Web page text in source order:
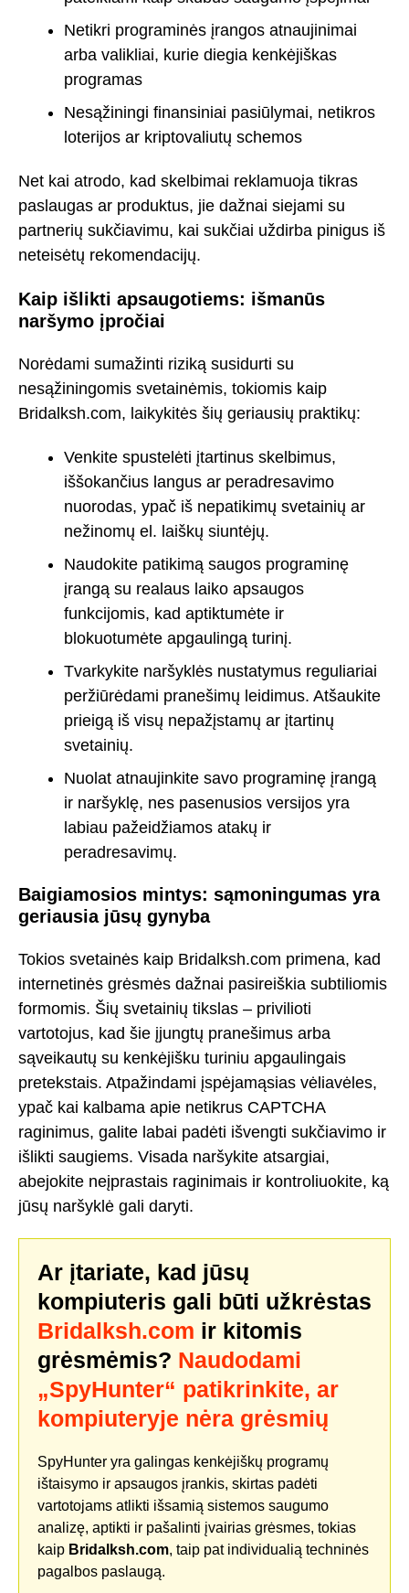
Netikri programinės įrangos atnaujinimai
arba valikliai, kurie diegia kenkėjiškas
programas
Nesąžiningi finansiniai pasiūlymai, netikros
loterijos ar kriptovaliutų schemos
Net kai atrodo, kad skelbimai reklamuoja tikras
paslaugas ar produktus, jie dažnai siejami su
partnerių sukčiavimu, kai sukčiai uždirba pinigus iš
neteisėtų rekomendacijų.
Kaip išlikti apsaugotiems: išmanūs
naršymo įpročiai
Norėdami sumažinti riziką susidurti su
nesąžiningomis svetainėmis, tokiomis kaip
Bridalksh.com, laikykitės šių geriausių praktikų:
Venkite spustelėti įtartinus skelbimus,
iššokančius langus ar peradresavimo
nuorodas, ypač iš nepatikimų svetainių ar
nežinomų el. laiškų siuntėjų.
Naudokite patikimą saugos programinę
įrangą su realaus laiko apsaugos
funkcijomis, kad aptiktumėte ir
blokuotumėte apgaulingą turinį.
Tvarkykite naršyklės nustatymus reguliariai
peržiūrėdami pranešimų leidimus. Atšaukite
prieigą iš visų nepažįstamų ar įtartinų
svetainių.
Nuolat atnaujinkite savo programinę įrangą
ir naršyklę, nes pasenusios versijos yra
labiau pažeidžiamos atakų ir
peradresavimų.
Baigiamosios mintys: sąmoningumas yra
geriausia jūsų gynyba
Tokios svetainės kaip Bridalksh.com primena, kad
internetinės grėsmės dažnai pasireiškia subtiliomis
formomis. Šių svetainių tikslas – privilioti
vartotojus, kad šie įjungtų pranešimus arba
sąveikautų su kenkėjišku turiniu apgaulingais
pretekstais. Atpažindami įspėjamąsias vėliavėles,
ypač kai kalbama apie netikrus CAPTCHA
raginimus, galite labai padėti išvengti sukčiavimo ir
išlikti saugiems. Visada naršykite atsargiai,
abejokite neįprastais raginimais ir kontroliuokite, ką
jūsų naršyklė gali daryti.
Ar įtariate, kad jūsų
kompiuteris gali būti užkrėstas
Bridalksh.com ir kitomis
grėsmėmis? Naudodami
„SpyHunter“ patikrinkite, ar
kompiuteryje nėra grėsmių
SpyHunter yra galingas kenkėjiškų programų
ištaisymo ir apsaugos įrankis, skirtas padėti
vartotojams atlikti išsamią sistemos saugumo
analizę, aptikti ir pašalinti įvairias grėsmes, tokias
kaip Bridalksh.com, taip pat individualią techninės
pagalbos paslaugą.